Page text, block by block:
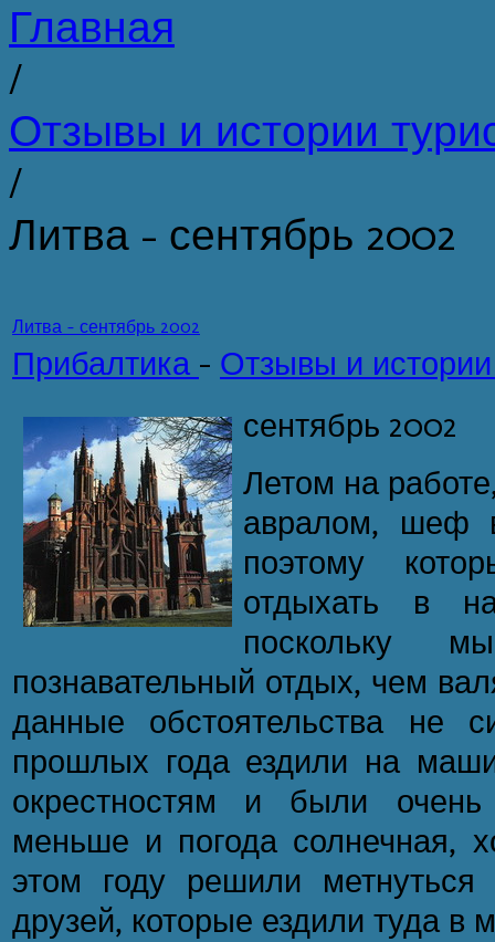
Главная
/
Отзывы и истории
/
Литва - сентябрь 2002
Литва - сентябрь 2002
Прибалтика - Отзывы и истории
сентябрь 2002
Летом на
авралом, шеф
поэтому
отдыхать в
поскольку
познавательный отдых, чем
данные обстоятельства не
прошлых года ездили на
окрестностям и были очень
меньше и погода солнечная,
этом году решили
друзей, которые ездили туда в